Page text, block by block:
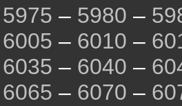
5975 – 5980 –
6005 – 6010 –
6035 – 6040 –
6065 – 6070 –